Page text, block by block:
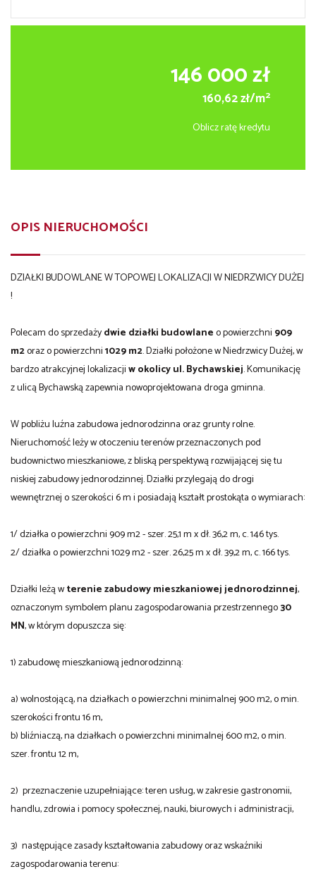
146 000 zł
160,62 zł/m2
Oblicz ratę kredytu
OPIS NIERUCHOMOŚCI
DZIAŁKI BUDOWLANE W TOPOWEJ LOKALIZACJI W NIEDRZWICY DUŻEJ
!
Polecam do sprzedażydwie działki budowlaneo powierzchni 909
m2oraz o powierzchni1029 m2. Działki położone w Niedrzwicy Dużej, w
bardzo atrakcyjnej lokalizacjiw okolicy ul. Bychawskiej. Komunikację
z ulicą Bychawską zapewnia nowoprojektowana droga gminna.
W pobliżu luźna zabudowa jednorodzinna oraz grunty rolne.
Nieruchomość leży w otoczeniu terenów przeznaczonych pod
budownictwo mieszkaniowe, z bliską perspektywą rozwijającej się tu
niskiej zabudowy jednorodzinnej. Działki przylegają do drogi
wewnętrznej o szerokości 6 m i posiadają kształt prostokąta o wymiarach:
1/ działka o powierzchni 909 m2 - szer. 25,1 m x dł. 36,2 m, c. 146 tys.
2/ działka o powierzchni 1029 m2 - szer. 26,25 m x dł. 39,2 m, c. 166 tys.
Działki leżą wterenie zabudowy mieszkaniowej jednorodzinnej,
oznaczonym symbolem planu zagospodarowania przestrzennego30
MN, w którym dopuszcza się:
1) zabudowę mieszkaniową jednorodzinną:
a) wolnostojącą, na działkach o powierzchni minimalnej 900 m2, o min.
szerokości frontu 16 m,
b) bliźniaczą, na działkach o powierzchni minimalnej 600 m2, o min.
szer. frontu 12 m,
2) przeznaczenie uzupełniające: teren usług, w zakresie gastronomii,
handlu, zdrowia i pomocy społecznej, nauki, biurowych i administracji,
3) następujące zasady kształtowania zabudowy oraz wskaźniki
zagospodarowania terenu: